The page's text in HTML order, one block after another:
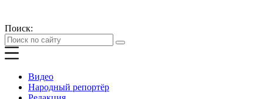
Поиск:
Видео
Народный репортёр